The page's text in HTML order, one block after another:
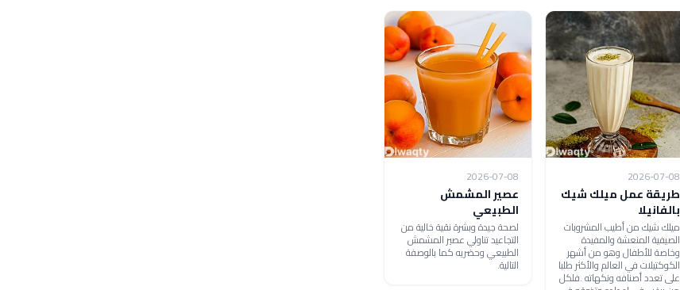
2026-07-08
طريقة عمل ميلك شيك
بالفانيلا
ميلك شيك من أطيب المشروبات
الصيفية المنعشة والمفيدة
وخاصة للأطفال وهو من أشهر
الكوكتيلات في العالم والأكثر طلبا
على تعدد أصنافه ونكهاته .فلكل
2026-07-08
عصير المشمش
الطبيعي
لصحة جيدة وبشرة نقية خالية من
التجاعيد تناولي عصير المشمش
الطبيعي وحضريه كما بالوصفة
التالية.